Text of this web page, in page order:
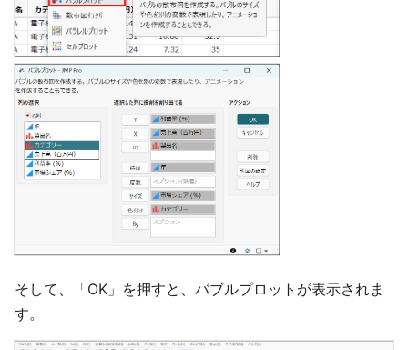
そして、「OK」を押すと、バブルプロットが表示されま
す。